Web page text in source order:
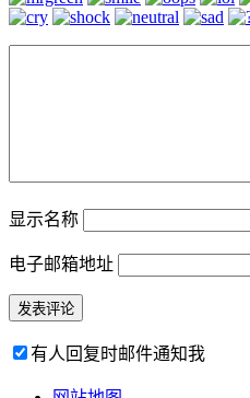
显示名称
电子邮箱地址
有人回复时邮件通知我